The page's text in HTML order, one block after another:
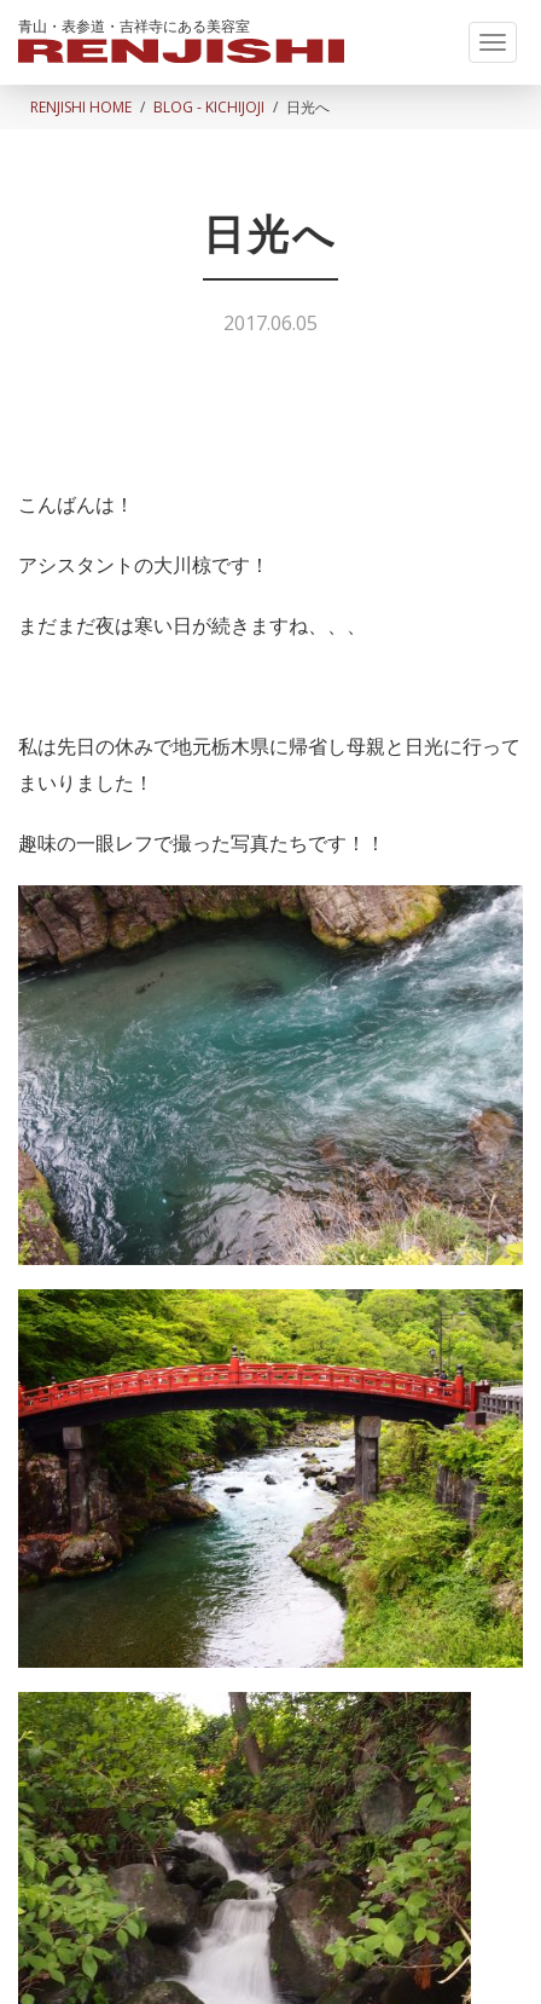
青山・表参道・吉祥寺にある美容室
RENJISHI HOME BLOG - KICHIJOJI 日光へ
日光へ
2017.06.05
こんばんは！
アシスタントの大川椋です！
まだまだ夜は寒い日が続きますね、、、
私は先日の休みで地元栃木県に帰省し母親と日光に行って
まいりました！
趣味の一眼レフで撮った写真たちです！！